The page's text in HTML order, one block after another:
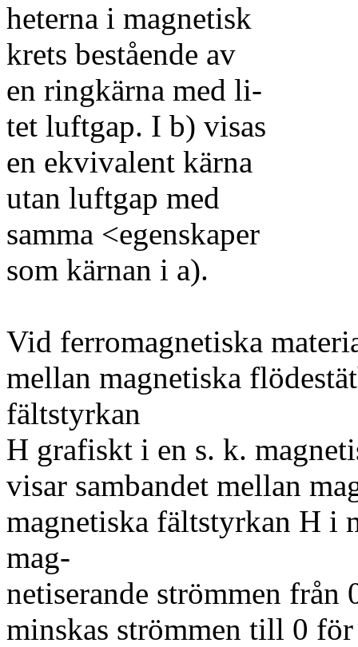
heterna i magnetisk
krets bestående av
en ringkärna med li-
tet luftgap. I b) visas
en ekvivalent kärna
utan luftgap med
samma <egenskaper
som kärnan i a).
Vid ferromagnetiska
mellan magnetiska
fältstyrkan
H grafiskt i en s. k.
visar sambandet mellan
magnetiska fältstyrkan H i
mag-
netiserande strömmen
minskas strömmen till 0